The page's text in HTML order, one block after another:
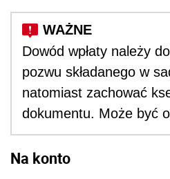
Dowód wpłaty należy
pozwu składanego w
natomiast zachować
dokumentu. Może być
Na konto